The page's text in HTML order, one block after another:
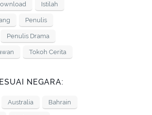
Istilah
Penulis
Penulis Drama
Tokoh Cerita
NEGARA:
Australia Bahrain